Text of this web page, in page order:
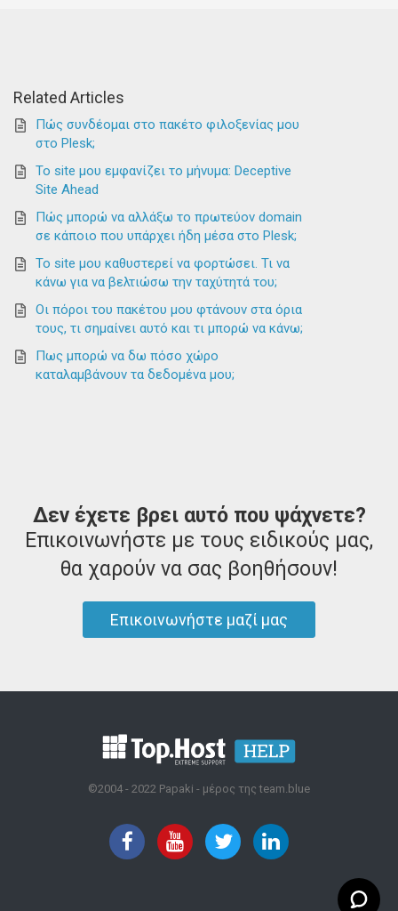
Related Articles
Πώς συνδέομαι στο πακέτο φιλοξενίας μου
στο Plesk;
Το site μου εμφανίζει το μήνυμα: Deceptive
Site Ahead
Πώς μπορώ να αλλάξω το πρωτεύον domain
σε κάποιο που υπάρχει ήδη μέσα στο Plesk;
Το site μου καθυστερεί να φορτώσει. Τι να
κάνω για να βελτιώσω την ταχύτητά του;
Οι πόροι του πακέτου μου φτάνουν στα όρια
τους, τι σημαίνει αυτό και τι μπορώ να κάνω;
Πως μπορώ να δω πόσο χώρο
καταλαμβάνουν τα δεδομένα μου;
Δεν έχετε βρει αυτό που ψάχνετε?
Επικοινωνήστε με τους ειδικούς μας,
θα χαρούν να σας βοηθήσουν!
Επικοινωνήστε μαζί μας
©2004 - 2022 Papaki - μέρος της team.blue